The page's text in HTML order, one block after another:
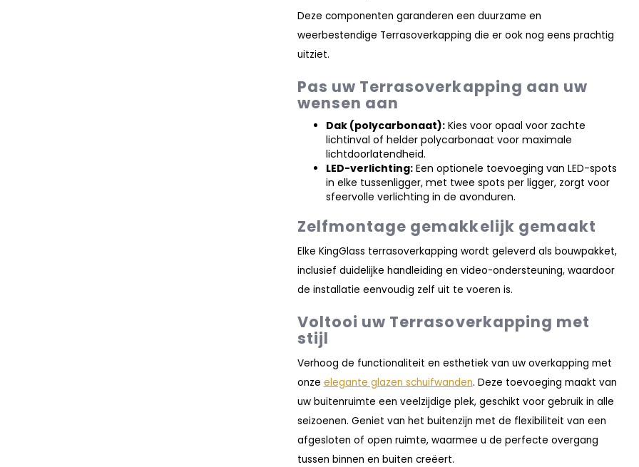
Deze componenten garanderen een duurzame en
weerbestendige Terrasoverkapping die er ook nog eens prachtig
uitziet.
Pas uw Terrasoverkapping aan uw
wensen aan
Dak (polycarbonaat):Kies voor opaal voor zachte
lichtinval of helder polycarbonaat voor maximale
lichtdoorlatendheid.
LED-verlichting:Een optionele toevoeging van LED-spots
in elke tussenligger, met twee spots per ligger, zorgt voor
sfeervolle verlichting in de avonduren.
Zelfmontage gemakkelijk gemaakt
Elke KingGlass terrasoverkapping wordt geleverd als bouwpakket,
inclusief duidelijke handleiding en video-ondersteuning, waardoor
de installatie eenvoudig zelf uit te voeren is.
Voltooi uw Terrasoverkapping met
stijl
Verhoog de functionaliteit en esthetiek van uw overkapping met
onze elegante glazen schuifwanden. Deze toevoeging maakt van
uw buitenruimte een veelzijdige plek, geschikt voor gebruik in alle
seizoenen. Geniet van het buitenzijn met de flexibiliteit van een
afgesloten of open ruimte, waarmee u de perfecte overgang
tussen binnen en buiten creëert.